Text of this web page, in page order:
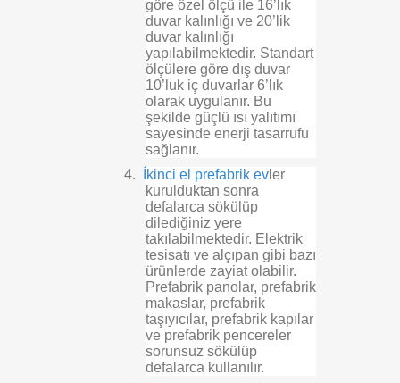
göre özel ölçü ile 16’lık
duvar kalınlığı ve 20’lik
duvar kalınlığı
yapılabilmektedir. Standart
ölçülere göre dış duvar
10’luk iç duvarlar 6’lık
olarak uygulanır. Bu
şekilde güçlü ısı yalıtımı
sayesinde enerji tasarrufu
sağlanır.
4.
İkinci el prefabrik evler
kurulduktan sonra
defalarca sökülüp
dilediğiniz yere
takılabilmektedir. Elektrik
tesisatı ve alçıpan gibi bazı
ürünlerde zayiat olabilir.
Prefabrik panolar, prefabrik
makaslar, prefabrik
taşıyıcılar, prefabrik kapılar
ve prefabrik pencereler
sorunsuz sökülüp
defalarca kullanılır.